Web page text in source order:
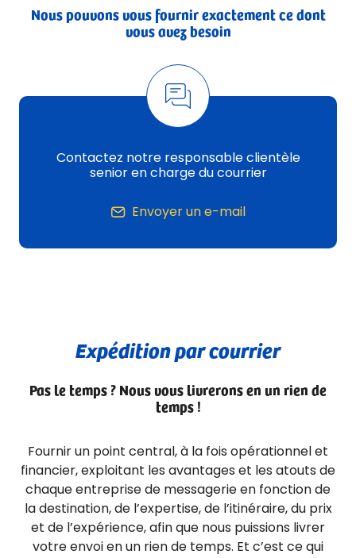
Nous pouvons vous fournir exactement ce dont
vous avez besoin
Contactez notre responsable clientèle
senior en charge du courrier
Envoyer un e-mail
Expédition par courrier
Pas le temps ? Nous vous livrerons en un rien de
temps !
Fournir un point central, à la fois opérationnel et
financier, exploitant les avantages et les atouts de
chaque entreprise de messagerie en fonction de
la destination, de l’expertise, de l’itinéraire, du prix
et de l’expérience, afin que nous puissions livrer
votre envoi en un rien de temps. Et c’est ce qui